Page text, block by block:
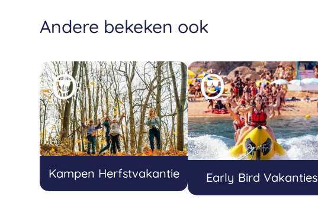
Andere bekeken ook
Kampen Herfstvakantie Early Bird Vakanties